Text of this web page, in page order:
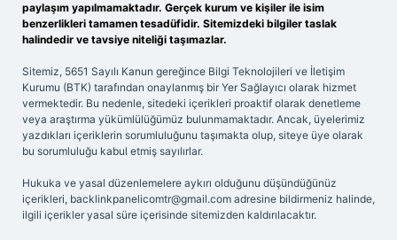
paylaşım yapılmamaktadır. Gerçek kurum ve kişiler ile isim
benzerlikleri tamamen tesadüfidir. Sitemizdeki bilgiler taslak
halindedir ve tavsiye niteliği taşımazlar.
Sitemiz, 5651 Sayılı Kanun gereğince Bilgi Teknolojileri ve İletişim
Kurumu (BTK) tarafından onaylanmış bir Yer Sağlayıcı olarak hizmet
vermektedir. Bu nedenle, sitedeki içerikleri proaktif olarak denetleme
veya araştırma yükümlülüğümüz bulunmamaktadır. Ancak, üyelerimiz
yazdıkları içeriklerin sorumluluğunu taşımakta olup, siteye üye olarak
bu sorumluluğu kabul etmiş sayılırlar.
Hukuka ve yasal düzenlemelere aykırı olduğunu düşündüğünüz
içerikleri, backlinkpanelicomtr@gmail.com adresine bildirmeniz halinde,
ilgili içerikler yasal süre içerisinde sitemizden kaldırılacaktır.